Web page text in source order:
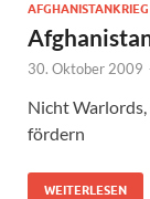
AFGHANISTANKRIEG
30. Oktober 2009
Nicht
fördern
WEITERLESEN